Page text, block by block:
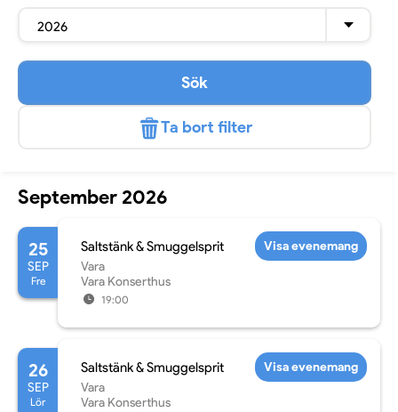
2026
Sök
Ta bort filter
September 2026
25
SEP
Fre
Saltstänk & Smuggelsprit
Vara
Vara Konserthus
19:00
Visa evenemang
26
SEP
Lör
Saltstänk & Smuggelsprit
Vara
Vara Konserthus
Visa evenemang